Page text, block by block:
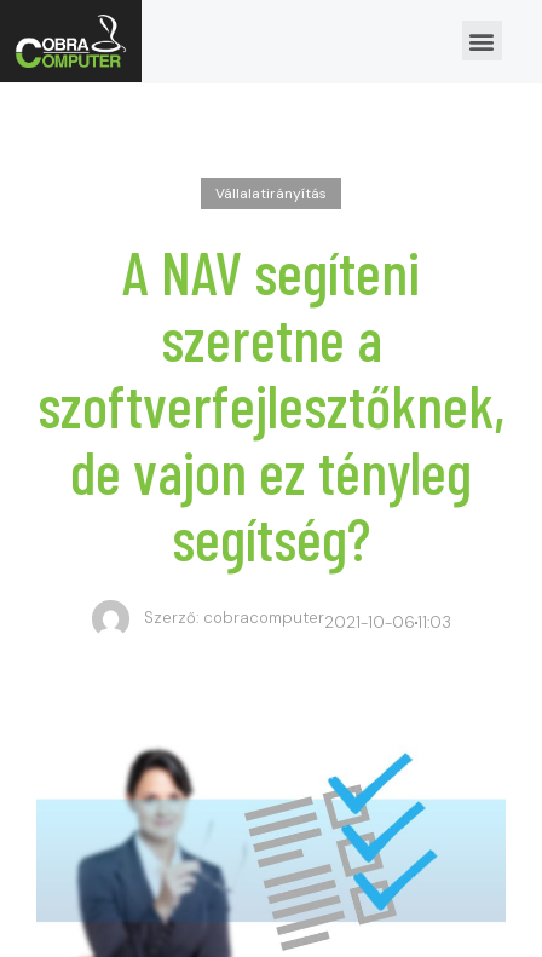
Vállalatirányítás
A NAV segíteni
szeretne a
szoftverfejlesztőknek,
de vajon ez tényleg
segítség?
Szerző:cobracomputer2021-10-0611:03